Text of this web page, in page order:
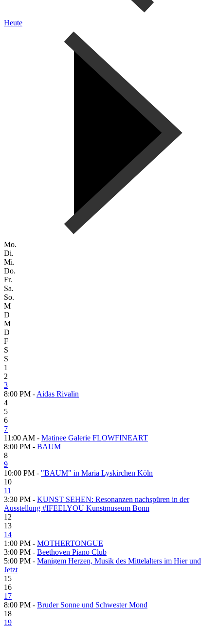
Heute
Mo.
Di.
Mi.
Do.
Fr.
Sa.
So.
M
D
M
D
F
S
S
1
2
3
8:00 PM - Aidas Rivalin
4
5
6
7
11:00 AM - Matinee Galerie FLOWFINEART
8:00 PM - BAUM
8
9
10:00 PM - "BAUM" in Maria Lyskirchen Köln
10
11
3:30 PM - KUNST SEHEN: Resonanzen nachspüren in der
Ausstellung #IFEELYOU Kunstmuseum Bonn
12
13
14
1:00 PM - MOTHERTONGUE
3:00 PM - Beethoven Piano Club
5:00 PM - Manigem Herzen, Musik des Mittelalters im Hier und
Jetzt
15
16
17
8:00 PM - Bruder Sonne und Schwester Mond
18
19